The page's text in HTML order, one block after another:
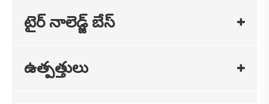
టైర్ నాలెడ్జ్ బేస్
ఉత్పత్తులు